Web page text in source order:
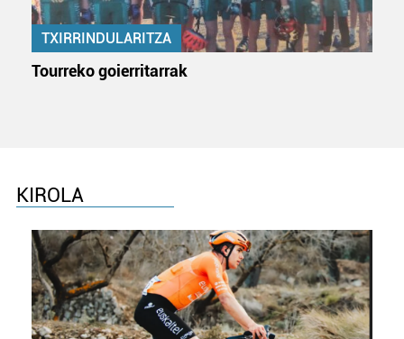
TXIRRINDULARITZA
Tourreko goierritarrak
KIROLA